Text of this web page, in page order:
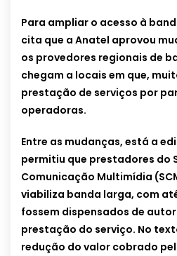
Para ampliar o acesso à
cita que a Anatel aprovou
os provedores regionais de
chegam a locais em que,
prestação de serviços por
operadoras.
Entre as mudanças, está a
permitiu que prestadores do
Comunicação Multimídia
viabiliza banda larga, com
fossem dispensados de
prestação do serviço. No
redução do valor cobrado